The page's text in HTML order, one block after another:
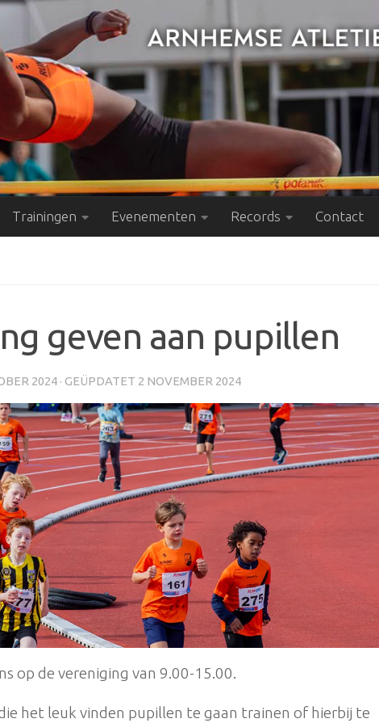
Trainingen Evenementen Records Contact
geven aan pupillen
2024 · GEÜPDATET 2 NOVEMBER 2024
op de vereniging van 9.00-15.00.
het leuk vinden pupillen te gaan trainen of hierbij te